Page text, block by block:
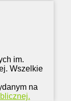
im.
Wszelkie
na